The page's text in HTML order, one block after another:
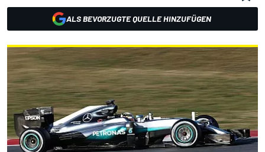
ALS BEVORZUGTE QUELLE HINZUFÜGEN